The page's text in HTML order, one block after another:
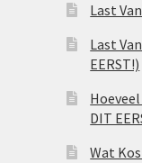
Last
Last
EERST!)
DIT
Wat